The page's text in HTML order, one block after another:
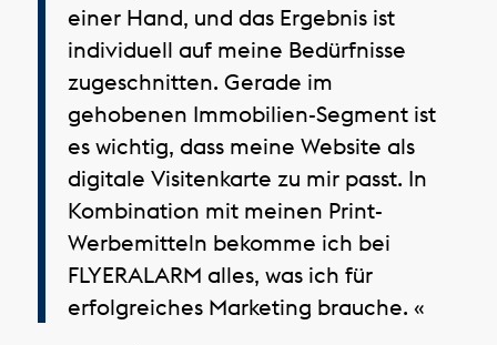
einer Hand, und das Ergebnis ist
individuell auf meine Bedürfnisse
zugeschnitten. Gerade im
gehobenen Immobilien-Segment ist
es wichtig, dass meine Website als
digitale Visitenkarte zu mir passt. In
Kombination mit meinen Print-
Werbemitteln bekomme ich bei
FLYERALARM alles, was ich für
erfolgreiches Marketing brauche. «